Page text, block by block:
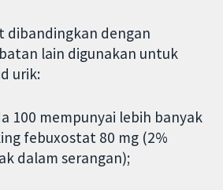
dibandingkan dengan
lain digunakan untuk
urik:
100 mempunyai lebih banyak
febuxostat 80 mg (2%
dalam serangan);